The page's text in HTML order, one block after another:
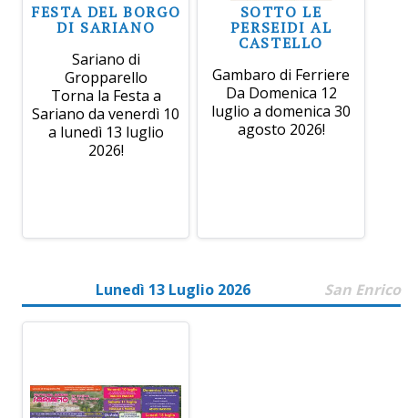
FESTA DEL BORGO
DI SARIANO
Sariano di
Gropparello
Torna la Festa a
Sariano da venerdì 10
a lunedì 13 luglio
2026!
SOTTO LE
PERSEIDI AL
CASTELLO
Gambaro di Ferriere
Da Domenica 12
luglio a domenica 30
agosto 2026!
Lunedì 13 Luglio 2026 San Enrico